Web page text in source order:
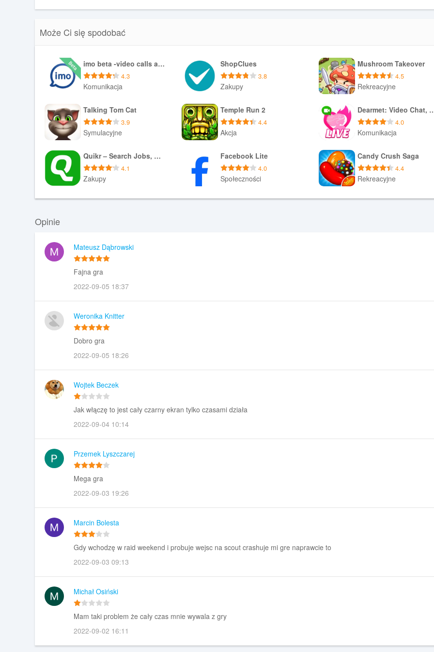
Może Ci się spodobać
imo beta -video calls and chat
4.3
Komunikacja
Pobierz APK
ShopClues
3.8
Zakupy
Pobierz APK
Mushroom Takeover
4.5
Rekreacyjne
Pobierz APK
Talking Tom Cat
3.9
Symulacyjne
Pobierz APK
Temple Run 2
4.4
Akcja
Pobierz APK
Dearmet:
4.0
Komunikacja
Pobierz APK
Quikr – Search Jobs, Mobiles,
4.1
Zakupy
Pobierz XAPK
Facebook Lite
4.0
Społeczności
Pobierz APK
Candy Crush Saga
4.4
Rekreacyjne
Pobierz APK
Opinie
Mateusz Dąbrowski
Fajna gra
2022-09-05 18:37
Weronika Knitter
Dobro gra
2022-09-05 18:26
Wojtek Beczek
Jak włączę to jest cały czarny ekran tylko czasami działa
2022-09-04 10:14
Przemek Lyszczarej
Mega gra
2022-09-03 19:26
Marcin Bolesta
Gdy wchodzę w raid weekend i probuje wejsc na scout crashuje mi gre naprawcie to
2022-09-03 09:13
Michał Osiński
Mam taki problem że cały czas mnie wywala z gry
2022-09-02 16:11